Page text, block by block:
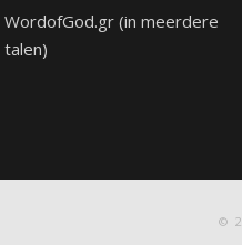
WordofGod.gr (in meerdere
talen)
©